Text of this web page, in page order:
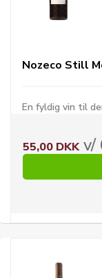
Nozeco Still
En fyldig vin til
55,00 DKKv/